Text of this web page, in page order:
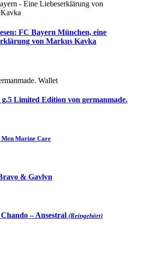
FC Bayern München, eine
von Markus Kavka
Limited Edition von germanmade.
Men Marine Care
& Gavlyn
– Ansestral (Reingehört)